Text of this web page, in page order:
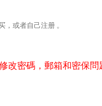
或者自己注册 。
密碼，郵箱和密保